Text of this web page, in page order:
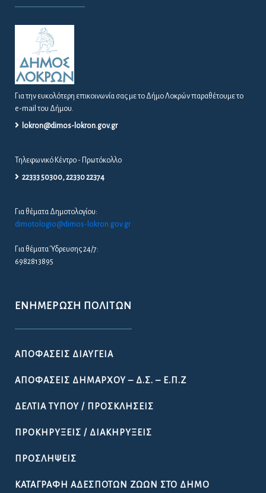
Για την ευκολότερη επικοινωνία σας με το Δήμο Λοκρών παραθέτουμε το
e-mail του Δήμου.
lokron@dimos-lokron.gov.gr
Τηλεφωνικό Κέντρο - Πρωτόκολλο
22333 50300, 22330 22374
Για θέματα Δημοτολογίου:
dimotologio@dimos-lokron.gov.gr
Για θέματα Ύδρευσης 24/7:
6982813895
ΕΝΗΜΈΡΩΣΗ ΠΟΛΙΤΏΝ
ΑΠΟΦΆΣΕΙΣ ΔΙΑΎΓΕΙΑ
ΑΠΟΦΆΣΕΙΣ ΔΗΜΆΡΧΟΥ – Δ.Σ. – Ε.Π.Ζ
ΔΕΛΤΊΑ ΤΎΠΟΥ / ΠΡΟΣΚΛΉΣΕΙΣ
ΠΡΟΚΗΡΎΞΕΙΣ / ΔΙΑΚΗΡΎΞΕΙΣ
ΠΡΟΣΛΉΨΕΙΣ
ΚΑΤΑΓΡΑΦΉ ΑΔΈΣΠΟΤΩΝ ΖΏΩΝ ΣΤΟ ΔΉΜΟ